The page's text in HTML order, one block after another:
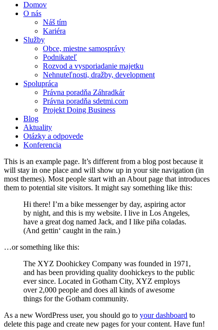
Domov
O nás
Náš tím
Kariéra
Služby
Obce, miestne samosprávy
Podnikateľ
Rozvod a vysporiadanie majetku
Nehnuteľnosti, dražby, development
Spolupráca
Právna poradňa Záhradkár
Právna poradňa sdetmi.com
Projekt Doing Business
Blog
Aktuality
Otázky a odpovede
Konferencia
This is an example page. It’s different from a blog post because it
will stay in one place and will show up in your site navigation (in
most themes). Most people start with an About page that introduces
them to potential site visitors. It might say something like this:
Hi there! I’m a bike messenger by day, aspiring actor
by night, and this is my website. I live in Los Angeles,
have a great dog named Jack, and I like piña coladas.
(And gettin‘ caught in the rain.)
…or something like this:
The XYZ Doohickey Company was founded in 1971,
and has been providing quality doohickeys to the public
ever since. Located in Gotham City, XYZ employs
over 2,000 people and does all kinds of awesome
things for the Gotham community.
As a new WordPress user, you should go to your dashboard to
delete this page and create new pages for your content. Have fun!